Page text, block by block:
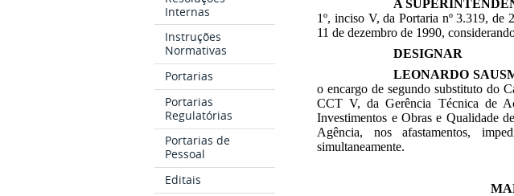
Internas
Instruções
Normativas
Portarias
Portarias
Regulatórias
Portarias de
Pessoal
Editais
A
1º, inciso V, da Portaria nº 3.319, de
11 de dezembro de 1990,
DESIGNAR
LEONARDO
o encargo de segundo substituto do
CCT V, da Gerência Técnica de
Investimentos e Obras e Qualidade
Agência, nos afastamentos,
simultaneamente.